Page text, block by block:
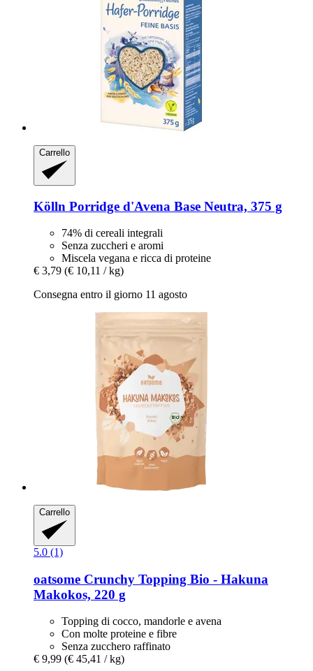
Carrello
Kölln Porridge d'Avena Base Neutra, 375 g
74% di cereali integrali
Senza zuccheri e aromi
Miscela vegana e ricca di proteine
€ 3,79 (€ 10,11 / kg)
Consegna entro il giorno 11 agosto
Carrello
5.0 (1)
oatsome Crunchy Topping Bio -​ Hakuna
Makokos, 220 g
Topping di cocco, mandorle e avena
Con molte proteine ​​e fibre
Senza zucchero raffinato
€ 9,99 (€ 45,41 / kg)